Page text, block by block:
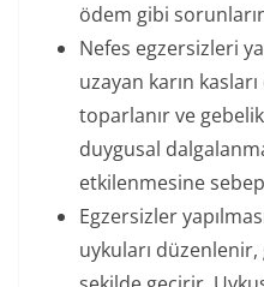
ödem gibi
Nefes egzersizleri
uzayan karın
toparlanır ve
duygusal
etkilenmesine
Egzersizler
uykuları